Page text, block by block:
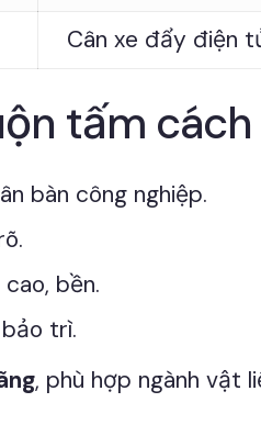
Cân xe đẩy điện
tấm
bàn công nghiệp.
bền.
trì.
, phù hợp ngành vật